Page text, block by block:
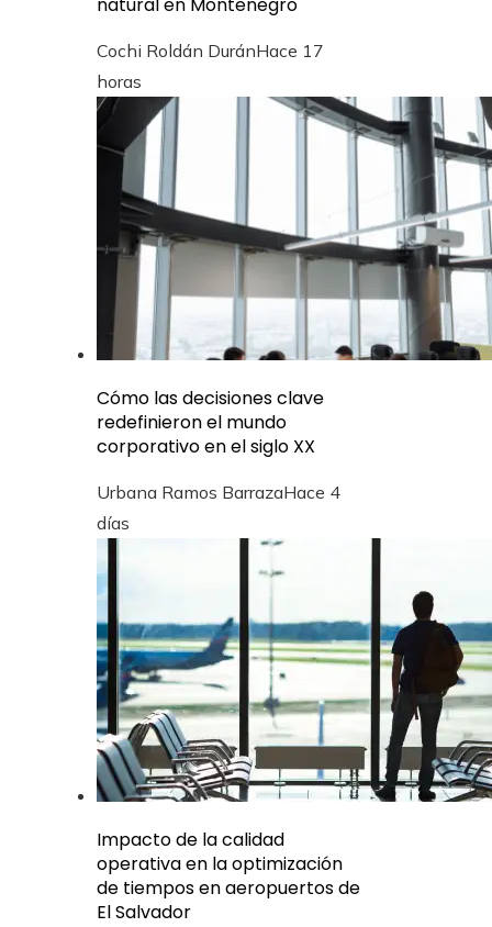
Cochi Roldán DuránHace 17
horas
Cómo las decisiones clave
redefinieron el mundo
corporativo en el siglo XX
Urbana Ramos BarrazaHace 4
días
Impacto de la calidad
operativa en la optimización
de tiempos en aeropuertos de
El Salvador